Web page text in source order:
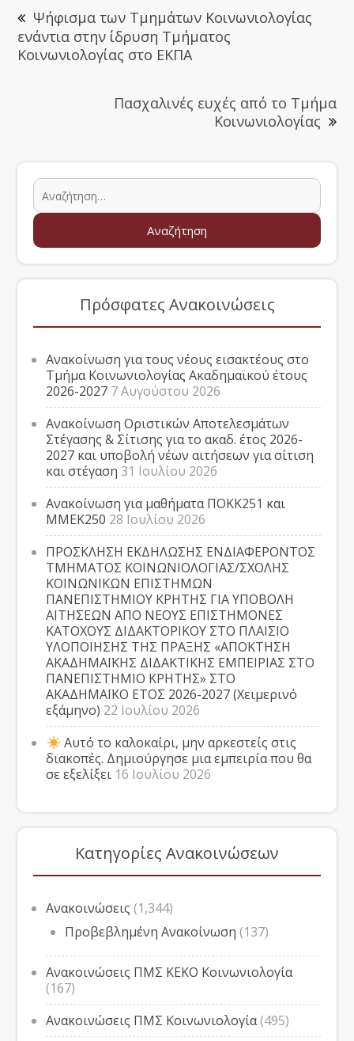
Ψήφισμα των Τμημάτων Κοινωνιολογίας
ενάντια στην ίδρυση Τμήματος
Κοινωνιολογίας στο ΕΚΠΑ
Πασχαλινές ευχές από το Τμήμα
Κοινωνιολογίας
Πρόσφατες Ανακοινώσεις
Ανακοίνωση για τους νέους εισακτέους στο
Τμήμα Κοινωνιολογίας Ακαδημαϊκού έτους
2026-2027 7 Αυγούστου 2026
Ανακοίνωση Οριστικών Αποτελεσμάτων
Στέγασης & Σίτισης για το ακαδ. έτος 2026-
2027 και υποβολή νέων αιτήσεων για σίτιση
και στέγαση 31 Ιουλίου 2026
Ανακοίνωση για μαθήματα ΠΟΚΚ251 και
ΜΜΕΚ250 28 Ιουλίου 2026
ΠΡΟΣΚΛΗΣΗ ΕΚΔΗΛΩΣΗΣ ΕΝΔΙΑΦΕΡΟΝΤΟΣ
ΤΜΗΜΑΤΟΣ ΚΟΙΝΩΝΙΟΛΟΓΙΑΣ/ΣΧΟΛΗΣ
ΚΟΙΝΩΝΙΚΩΝ ΕΠΙΣΤΗΜΩΝ
ΠΑΝΕΠΙΣΤΗΜΙΟΥ ΚΡΗΤΗΣ ΓΙΑ ΥΠΟΒΟΛΗ
ΑΙΤΗΣΕΩΝ ΑΠΟ ΝΕΟΥΣ ΕΠΙΣΤΗΜΟΝΕΣ
ΚΑΤΟΧΟΥΣ ΔΙΔΑΚΤΟΡΙΚΟΥ ΣΤΟ ΠΛΑΙΣΙΟ
ΥΛΟΠΟΙΗΣΗΣ ΤΗΣ ΠΡΑΞΗΣ «ΑΠΟΚΤΗΣΗ
ΑΚΑΔΗΜΑΪΚΗΣ ΔΙΔΑΚΤΙΚΗΣ ΕΜΠΕΙΡΙΑΣ ΣΤΟ
ΠΑΝΕΠΙΣΤΗΜΙΟ ΚΡΗΤΗΣ» ΣΤΟ
ΑΚΑΔΗΜΑΪΚΟ ΕΤΟΣ 2026-2027 (Χειμερινό
εξάμηνο) 22 Ιουλίου 2026
Αυτό το καλοκαίρι, μην αρκεστείς στις
διακοπές. Δημιούργησε μια εμπειρία που θα
σε εξελίξει 16 Ιουλίου 2026
Κατηγορίες Ανακοινώσεων
Ανακοινώσεις (1,344)
Προβεβλημένη Ανακοίνωση (137)
Ανακοινώσεις ΠΜΣ ΚΕΚΟ Κοινωνιολογία
(167)
Ανακοινώσεις ΠΜΣ Κοινωνιολογία(495)